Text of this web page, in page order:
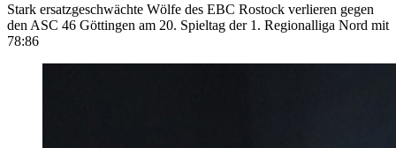
Stark ersatzgeschwächte Wölfe des EBC Rostock verlieren gegen
den ASC 46 Göttingen am 20. Spieltag der 1. Regionalliga Nord mit
78:86